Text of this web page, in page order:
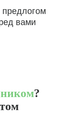
предлогом
вами
?